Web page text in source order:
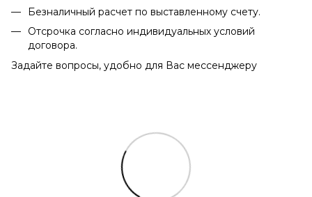
Безналичный расчет по выставленному счету.
Отсрочка согласно индивидуальных условий
договора.
Задайте вопросы, удобно для Вас мессенджеру